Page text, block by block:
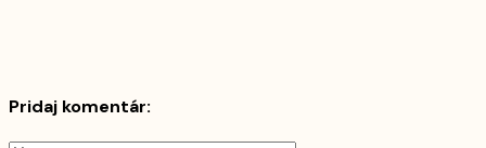
Pridaj komentár: